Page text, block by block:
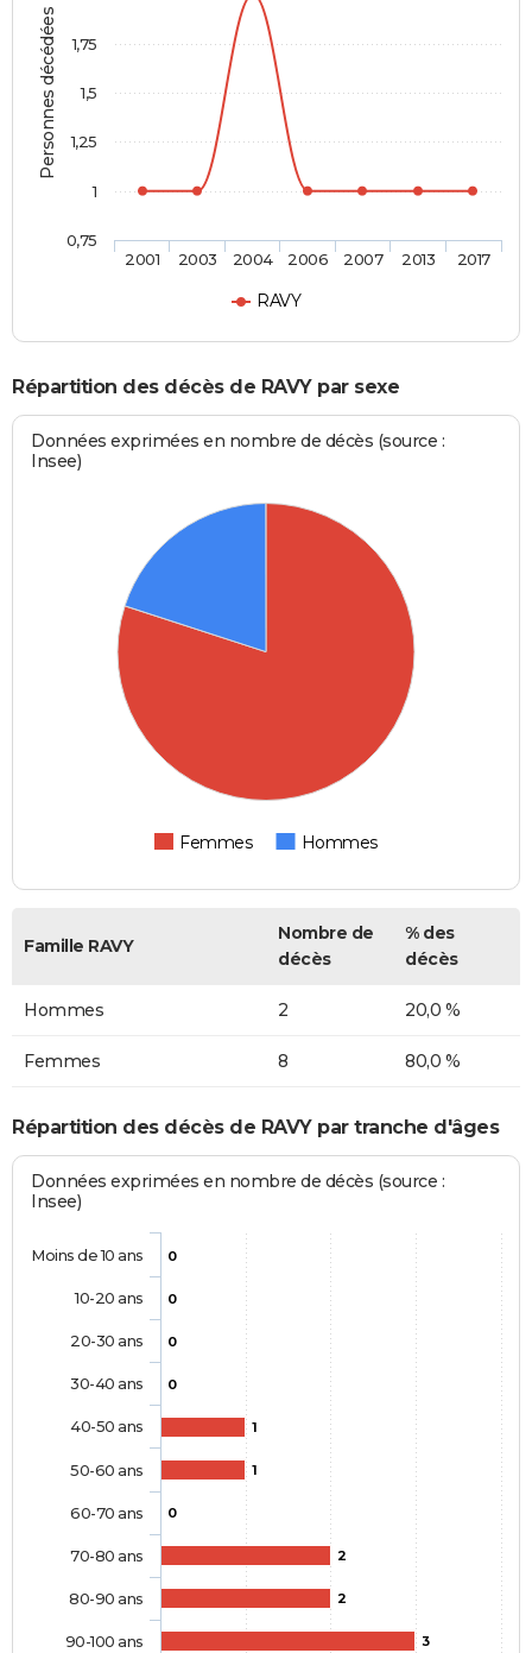
Personnes décédées
RAVY
2001 2003 2004 2006 2007 2013 2017
0,75
1
1,25
1,5
1,75
Répartition des décès de RAVY par sexe
Données exprimées en nombre de décès (source :
Insee)
Femmes Hommes
Famille RAVY
Nombre de
décès
% des
décès
Hommes 2 20,0 %
Femmes 8 80,0 %
Répartition des décès de RAVY par tranche d'âges
Données exprimées en nombre de décès (source :
Insee)
0
0
0
0
1
1
0
2
2
3
Moins de 10 ans
10-20 ans
20-30 ans
30-40 ans
40-50 ans
50-60 ans
60-70 ans
70-80 ans
80-90 ans
90-100 ans